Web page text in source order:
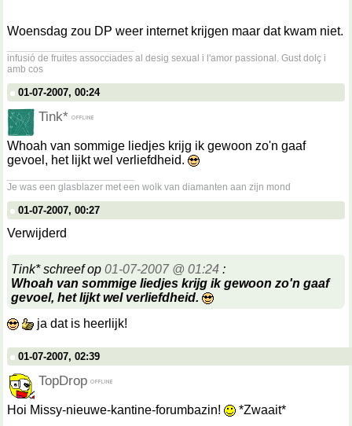
Woensdag zou DP weer internet krijgen maar dat kwam niet.
infusió de fruites assocciades al desig sexual i l'amor passional. Gust dolç i
amb cos
01-07-2007, 00:24
Tink*
Whoah van sommige liedjes krijg ik gewoon zo'n gaaf
gevoel, het lijkt wel verliefdheid.
Je was een glasblazer met een wolk van diamanten aan zijn mond
01-07-2007, 00:27
Verwijderd
Tink* schreef op 01-07-2007 @ 01:24 :
Whoah van sommige liedjes krijg ik gewoon zo'n gaaf
gevoel, het lijkt wel verliefdheid.
ja dat is heerlijk!
01-07-2007, 02:39
TopDrop
Hoi Missy-nieuwe-kantine-forumbazin!
*Zwaait*